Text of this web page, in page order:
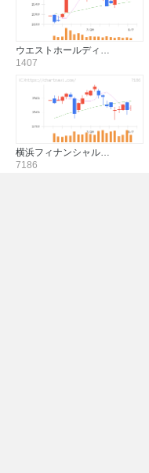
ウエストホールディ…
1407
横浜フィナンシャル…
7186